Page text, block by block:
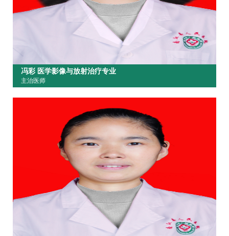
冯彩 医学影像与放射治疗专业
主治医师